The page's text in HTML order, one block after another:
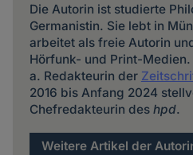
Die Autorin ist studierte
Germanistin. Sie lebt in
arbeitet als freie Autorin
Hörfunk- und Print-Medien.
a. Redakteurin der
2016 bis Anfang 2024
Chefredakteurin des hpd.
Weitere Artikel der